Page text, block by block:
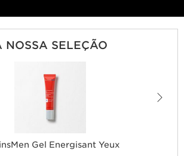
NOSSA SELEÇÃO
Gel Energisant Yeux